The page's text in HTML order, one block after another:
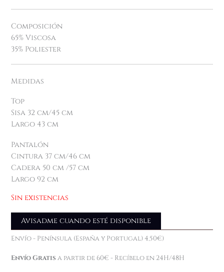
Composición
65% Viscosa
35% Poliester
Medidas
Top
Sisa 32 cm/45 cm
Largo 43 cm
Pantalón
Cintura 37 cm/46 cm
Cadera 50 cm /57 cm
Largo 92 cm
Sin existencias
Avisadme cuando esté disponible
Envío - Península (España y Portugal) 4,50€)
Envío Gratis a partir de 60€ - Recíbelo en 24H/48H